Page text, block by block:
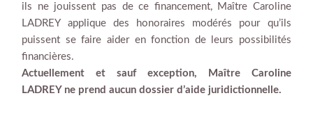
ils ne jouissent pas de ce financement, Maître Caroline
LADREY applique des honoraires modérés pour qu’ils
puissent se faire aider en fonction de leurs possibilités
financières.
Actuellement et sauf exception, Maître Caroline
LADREY ne prend aucun dossier d’aide juridictionnelle.